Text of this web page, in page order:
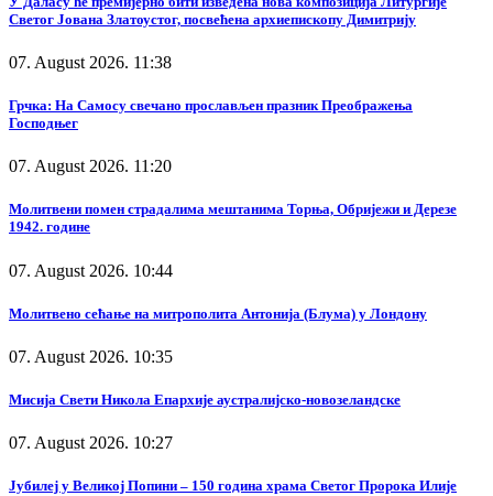
Светог Јована Златоустог, посвећена архиепископу Димитрију
07. August 2026. 11:38
Грчка: На Самосу свечано прослављен празник Преображења
Господњег
07. August 2026. 11:20
Молитвени помен страдалима мештанима Торња, Обријежи и Дерезе
1942. године
07. August 2026. 10:44
Молитвено сећање на митрополита Антонија (Блума) у Лондону
07. August 2026. 10:35
Мисија Свети Никола Епархије аустралијско-новозеландске
07. August 2026. 10:27
Јубилеј у Великој Попини – 150 година храма Светог Пророка Илије